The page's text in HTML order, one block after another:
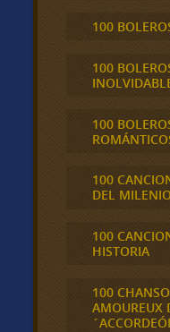
100
100
100
100
DEL MILENIO
100
HISTORIA
100
AMOUREUX